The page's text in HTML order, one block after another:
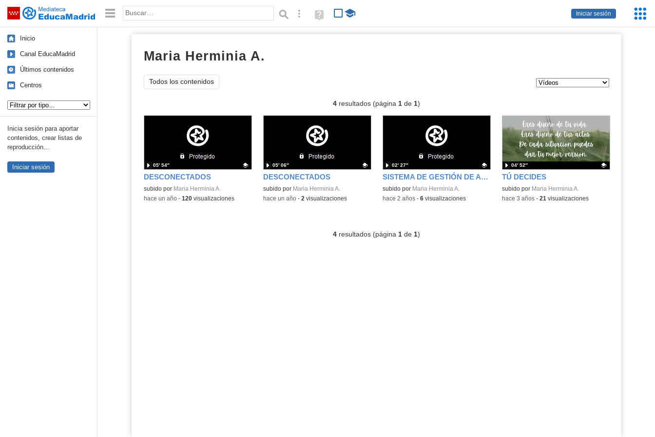
Saltar navegación
Iniciar sesión
Palabra o frase: Búsqueda avanzada
Ayuda
(en
Inicio
Canal EducaMadrid
Últimos contenidos
Centros
Inicia sesión para aportar
contenidos, crear listas de
reproducción...
Iniciar sesión
Maria Herminia A.
Todos los contenidos
4resultados (página 1de 1)
DESCONECTADOS
Contenido educativo.
subido por Maria Herminia A.
05′ 54″
-hace un año- 120visualizaciones
DESCONECTADOS
Contenido educativo.
subido por Maria Herminia A.
05′ 06″
-hace un año- 2 visualizaciones
SISTEMA DE GESTIÓN DE APRENDIZAJE
Contenido educativo.
subido por Maria Herminia A.
02′ 27″
-hace 2 años- 6visualizaciones
TÚ DECIDES
Contenido educativo.
subido por Maria Herminia A.
04′ 52″
-hace 3 años- 21 visualizaciones
4resultados (página 1de 1)